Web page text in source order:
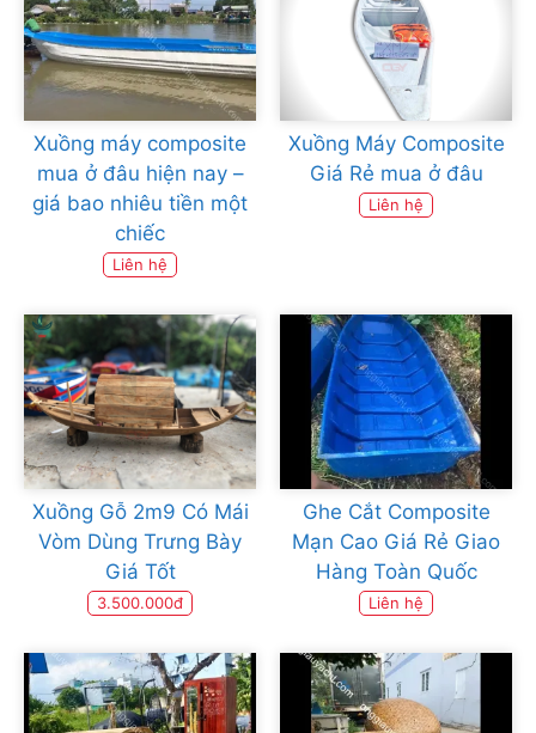
Xuồng máy composite
mua ở đâu hiện nay –
giá bao nhiêu tiền một
chiếc
Liên hệ
Xuồng Máy Composite
Giá Rẻ mua ở đâu
Liên hệ
Xuồng Gỗ 2m9 Có Mái
Vòm Dùng Trưng Bày
Giá Tốt
3.500.000đ
Ghe Cắt Composite
Mạn Cao Giá Rẻ Giao
Hàng Toàn Quốc
Liên hệ